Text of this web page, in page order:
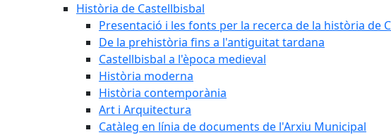
Història de Castellbisbal
Presentació i les fonts per la recerca de la història de
De la prehistòria fins a l'antiguitat tardana
Castellbisbal a l'època medieval
Història moderna
Història contemporània
Art i Arquitectura
Catàleg en línia de documents de l'Arxiu Municipal